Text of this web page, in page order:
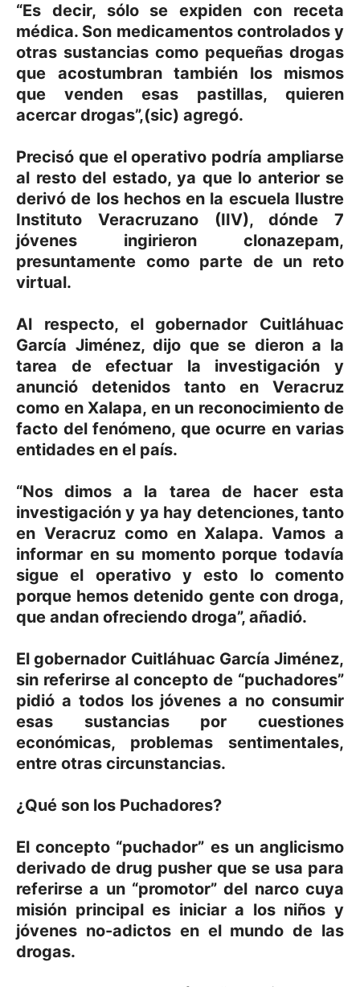
“Es decir, sólo se expiden con receta
médica. Son medicamentos controlados y
otras sustancias como pequeñas drogas
que acostumbran también los mismos
que venden esas pastillas, quieren
acercar drogas”,(sic) agregó.
Precisó que el operativo podría ampliarse
al resto del estado, ya que lo anterior se
derivó de los hechos en la escuela Ilustre
Instituto Veracruzano (IIV), dónde 7
jóvenes ingirieron clonazepam,
presuntamente como parte de un reto
virtual.
Al respecto, el gobernador Cuitláhuac
García Jiménez, dijo que se dieron a la
tarea de efectuar la investigación y
anunció detenidos tanto en Veracruz
como en Xalapa, en un reconocimiento de
facto del fenómeno, que ocurre en varias
entidades en el país.
“Nos dimos a la tarea de hacer esta
investigación y ya hay detenciones, tanto
en Veracruz como en Xalapa. Vamos a
informar en su momento porque todavía
sigue el operativo y esto lo comento
porque hemos detenido gente con droga,
que andan ofreciendo droga”, añadió.
El gobernador Cuitláhuac García Jiménez,
sin referirse al concepto de “puchadores”
pidió a todos los jóvenes a no consumir
esas sustancias por cuestiones
económicas, problemas sentimentales,
entre otras circunstancias.
¿Qué son los Puchadores?
El concepto “puchador” es un anglicismo
derivado de drug pusher que se usa para
referirse a un “promotor” del narco cuya
misión principal es iniciar a los niños y
jóvenes no-adictos en el mundo de las
drogas.